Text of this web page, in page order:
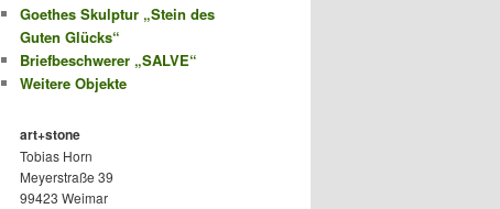
Goethes Skulptur „Stein des
Guten Glücks“
Briefbeschwerer „SALVE“
Weitere Objekte
art+stone
Tobias Horn
Meyerstraße 39
99423 Weimar